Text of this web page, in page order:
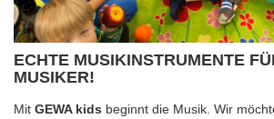
ECHTE MUSIKINSTRUMENTE
MUSIKER!
Mit GEWA kids beginnt die Musik. Wir